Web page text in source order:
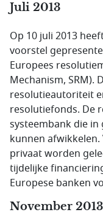
Juli 2013
Op 10 juli 2013
voorstel
Europees
Mechanism, SRM).
resolutieautoriteit
resolutiefonds. De
systeembank die
kunnen afwikkelen.
privaat worden
tijdelijke
Europese banken
November 2013